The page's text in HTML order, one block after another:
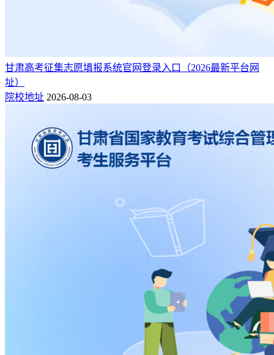
甘肃高考征集志愿填报系统官网登录入口（2026最新平台网
址）
院校地址 2026-08-03